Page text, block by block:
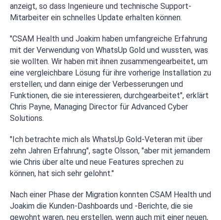
anzeigt, so dass Ingenieure und technische Support-
Mitarbeiter ein schnelles Update erhalten können.
"CSAM Health und Joakim haben umfangreiche Erfahrung
mit der Verwendung von WhatsUp Gold und wussten, was
sie wollten. Wir haben mit ihnen zusammengearbeitet, um
eine vergleichbare Lösung für ihre vorherige Installation zu
erstellen; und dann einige der Verbesserungen und
Funktionen, die sie interessieren, durchgearbeitet", erklärt
Chris Payne, Managing Director für Advanced Cyber
Solutions.
"Ich betrachte mich als WhatsUp Gold-Veteran mit über
zehn Jahren Erfahrung", sagte Olsson, "aber mit jemandem
wie Chris über alte und neue Features sprechen zu
können, hat sich sehr gelohnt."
Nach einer Phase der Migration konnten CSAM Health und
Joakim die Kunden-Dashboards und -Berichte, die sie
gewohnt waren, neu erstellen, wenn auch mit einer neuen,